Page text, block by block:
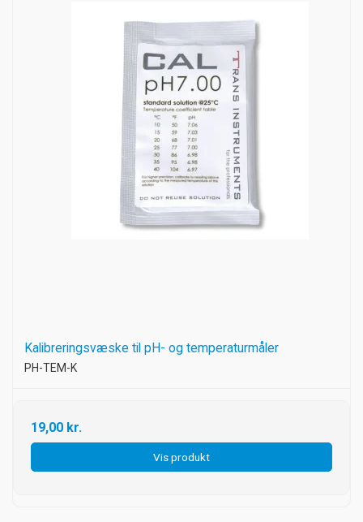
Kalibreringsvæske til pH- og temperaturmåler
PH-TEM-K
19,00 kr.
Vis produkt